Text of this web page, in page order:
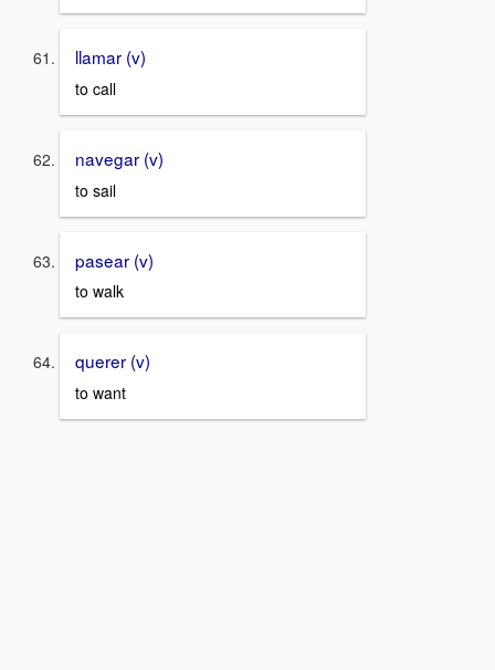
llamar (v)
to call
navegar (v)
to sail
pasear (v)
to walk
querer (v)
to want